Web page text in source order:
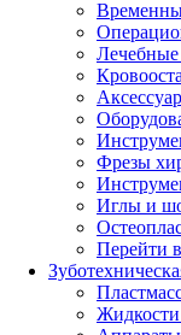
Лечебные
Фрезы
Иглы и
Перейти